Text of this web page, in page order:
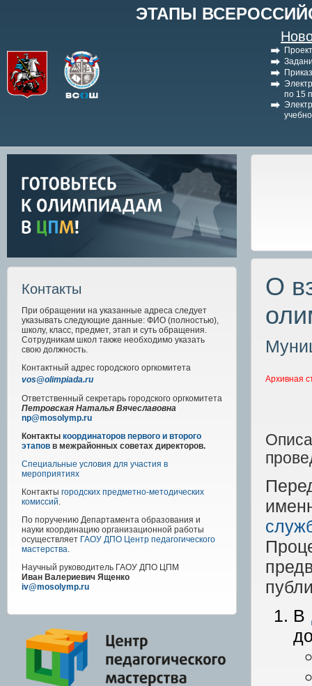
ЭТАПЫ
по 15
Контакты
При обращении на указанные адреса следует
указывать следующие данные: ФИО (полностью),
школу, класс, предмет, этап и суть обращения.
Сотрудникам школ также необходимо указать
свою должность.
Контактный адрес городского оргкомитета
vos@olimpiada.ru
Ответственный секретарь городского оргкомитета
Петровская Наталья Вячеславовна
np@mosolymp.ru
Контакты координаторов первого и второго
этапов в межрайонных советах директоров.
Специальные условия для участия в
мероприятиях
Контакты городских предметно-методических
комиссий.
По поручению Департамента образования и
науки координацию организационной работы
осуществляет ГАОУ ДПО Центр педагогического
мастерства.
Научный руководитель ГАОУ ДПО ЦПМ
Иван Валериевич Ященко
iv@mosolymp.ru
О
Архивная
В